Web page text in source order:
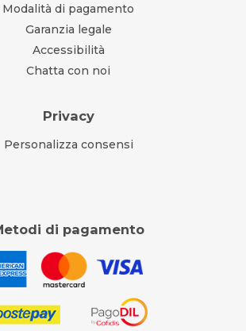
Modalità di pagamento
Garanzia legale
Accessibilità
Chatta con noi
Privacy
Personalizza consensi
di pagamento